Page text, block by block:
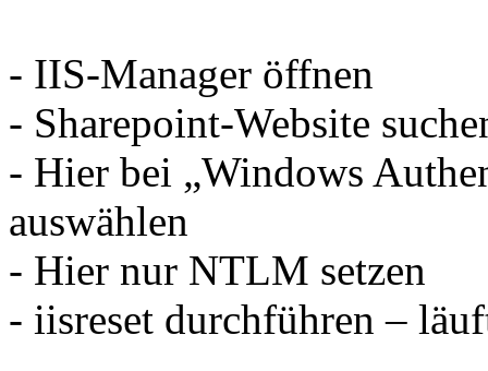
- IIS-Manager öffnen
- Sharepoint-Website
- Hier bei „Windows
auswählen
- Hier nur NTLM setzen
- iisreset durchführen –